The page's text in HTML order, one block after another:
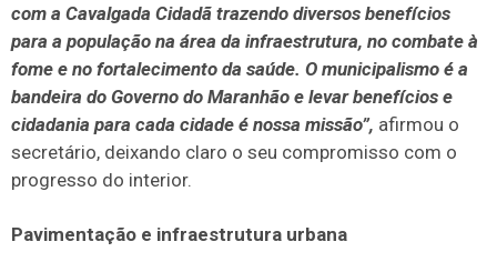
com a Cavalgada Cidadã trazendo diversos benefícios
para a população na área da infraestrutura, no combate à
fome e no fortalecimento da saúde. O municipalismo é a
bandeira do Governo do Maranhão e levar benefícios e
cidadania para cada cidade é nossa missão”, afirmou o
secretário, deixando claro o seu compromisso com o
progresso do interior.
Pavimentação e infraestrutura urbana